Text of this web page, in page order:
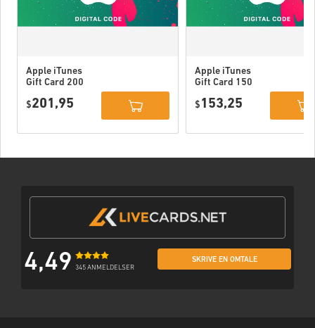
Apple iTunes
Gift Card 200
$201,95
Apple iTunes
Gift Card 150
$ 153,25
4,49 345 ANMELDELSER
SKRIVE EN OMTALE